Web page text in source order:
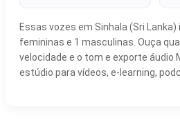
Essas vozes em Sinhala (Sri
femininas e 1 masculinas. Ouça
velocidade e o tom e exporte áudio
estúdio para vídeos, e-learning,